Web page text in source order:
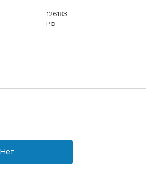
126183
РФ
Нет